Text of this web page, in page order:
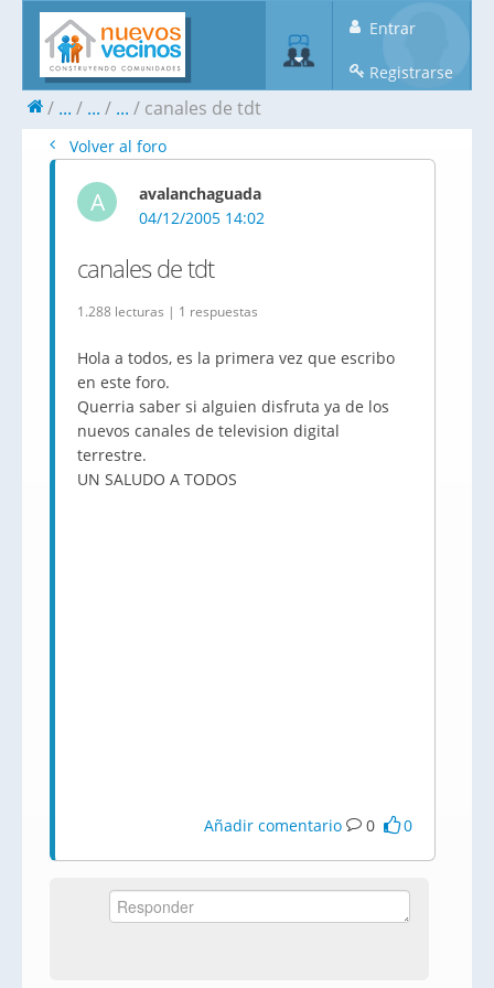
Entrar
Registrarse
... ... ... canales de tdt
Volver al foro
A
avalanchaguada
04/12/2005 14:02
canales de tdt
1.288 lecturas | 1 respuestas
Hola a todos, es la primera vez que escribo
en este foro.
Querria saber si alguien disfruta ya de los
nuevos canales de television digital
terrestre.
UN SALUDO A TODOS
Añadir comentario 0 0